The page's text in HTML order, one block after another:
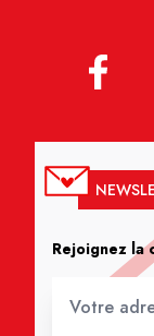
Rejoignez la